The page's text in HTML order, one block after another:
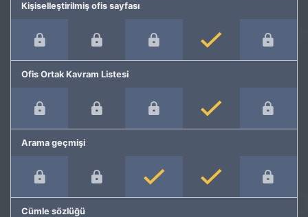
Kişiselleştirilmiş ofis sayfası
Ofis Ortak Kavram Listesi
Arama geçmişi
Cümle sözlüğü